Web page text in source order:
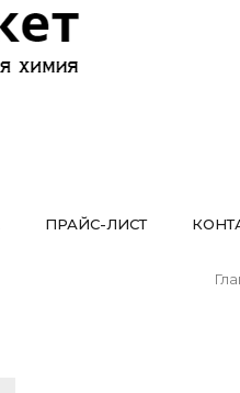
ПРАЙС-ЛИСТ